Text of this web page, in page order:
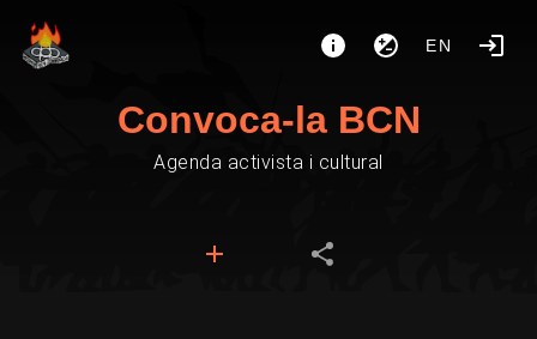
EN
Convoca-la BCN
Agenda activista i cultural